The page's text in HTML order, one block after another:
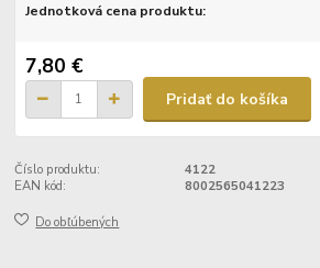
Jednotková cena produktu:
7,80 €
Pridať do košíka
Číslo produktu:
4122
EAN kód:
8002565041223
Do obľúbených